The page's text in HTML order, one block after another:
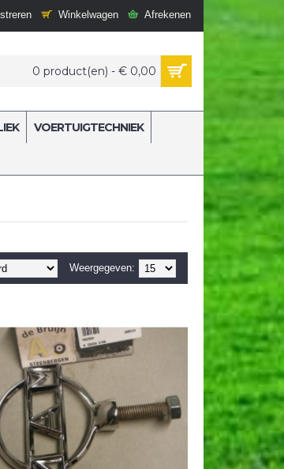
Winkelwagen Afrekenen
0 product(en) - € 0,00
VOERTUIGTECHNIEK
Weergegeven: